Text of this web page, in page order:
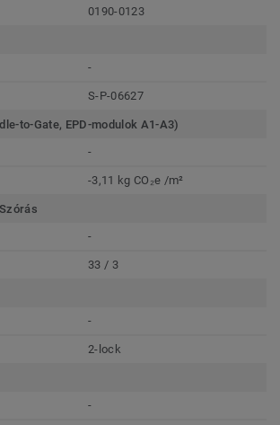
0190-0123
-
S-P-06627
to-Gate, EPD-modulok A1-A3)
-
-3,11 kg CO₂e /m²
-
33 / 3
-
2-lock
-